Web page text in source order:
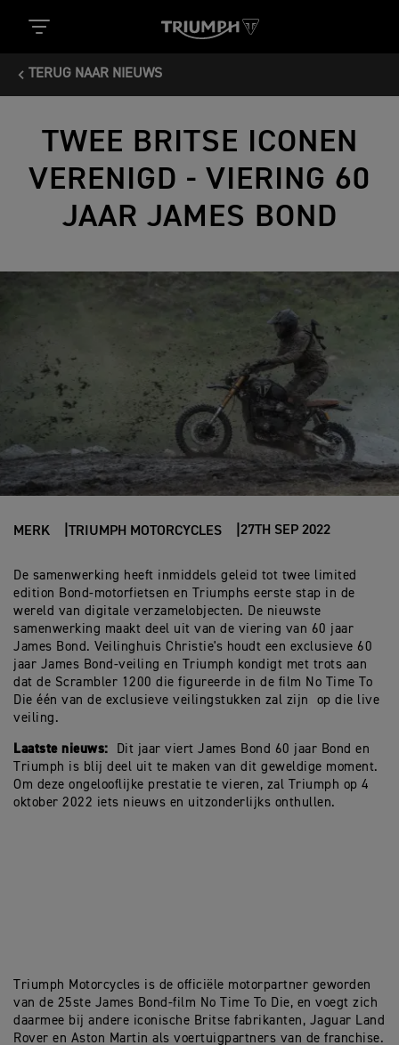
TERUG NAAR NIEUWS
TWEE BRITSE ICONEN
VERENIGD - VIERING 60
JAAR JAMES BOND
MERK TRIUMPH MOTORCYCLES 27TH SEP 2022
De samenwerking heeft inmiddels geleid tot twee limited
edition Bond-motorfietsen en Triumphs eerste stap in de
wereld van digitale verzamelobjecten. De nieuwste
samenwerking maakt deel uit van de viering van 60 jaar
James Bond. Veilinghuis Christie's houdt een exclusieve 60
jaar James Bond-veiling en Triumph kondigt met trots aan
dat de Scrambler 1200 die figureerde in de film No Time To
Die één van de exclusieve veilingstukken zal zijn op die live
veiling.
Laatste nieuws: Dit jaar viert James Bond 60 jaar Bond en
Triumph is blij deel uit te maken van dit geweldige moment.
Om deze ongelooflijke prestatie te vieren, zal Triumph op 4
oktober 2022 iets nieuws en uitzonderlijks onthullen.
Triumph Motorcycles is de officiële motorpartner geworden
van de 25ste James Bond-film No Time To Die, en voegt zich
daarmee bij andere iconische Britse fabrikanten, Jaguar Land
Rover en Aston Martin als voertuigpartners van de franchise.